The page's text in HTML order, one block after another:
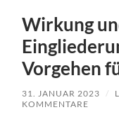
Wirkung
Vorgehen
31. JANUAR 2023 /
KOMMENTARE